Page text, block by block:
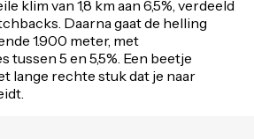
klim van 1,8 km aan 6,5%, verdeeld
Daarna gaat de helling
1.900 meter, met
tussen 5 en 5,5%. Een beetje
lange rechte stuk dat je naar